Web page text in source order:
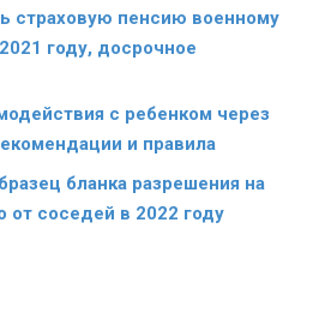
страховую пенсию военному
году, досрочное
с ребенком через
и правила
бланка разрешения на
от соседей в 2022 году